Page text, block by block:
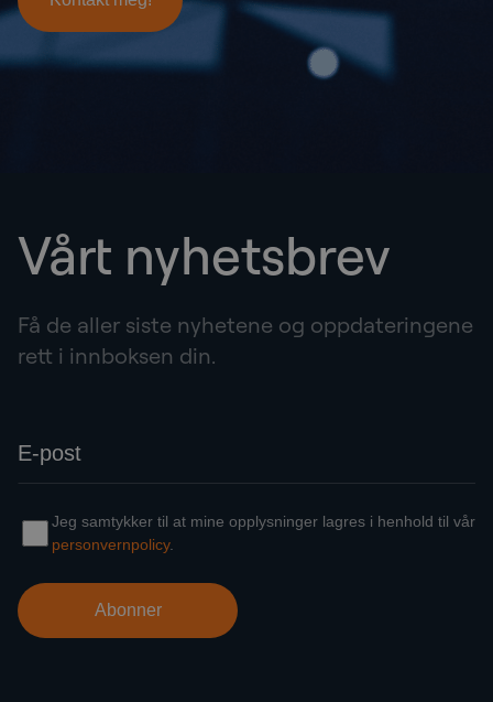
Vårt nyhetsbrev
Få de aller siste nyhetene og oppdateringene
rett i innboksen din.